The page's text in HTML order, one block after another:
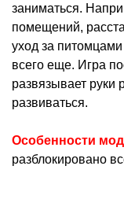
заниматься.
помещений,
уход за
всего еще. Игра
развязывает руки
развиваться.
Особенности
разблокировано